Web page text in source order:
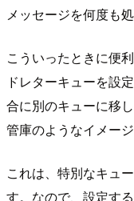
メッセージを何度も
こういったときに便
ドレターキューを設
合に別のキューに移
管庫のようなイメージ
これは、特別なキュ
す。なので、設定す